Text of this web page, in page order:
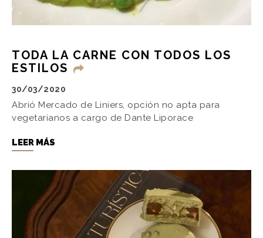
TODA LA CARNE CON TODOS LOS
ESTILOS
30/03/2020
Abrió Mercado de Liniers, opción no apta para
vegetarianos a cargo de Dante Liporace
LEER MÁS